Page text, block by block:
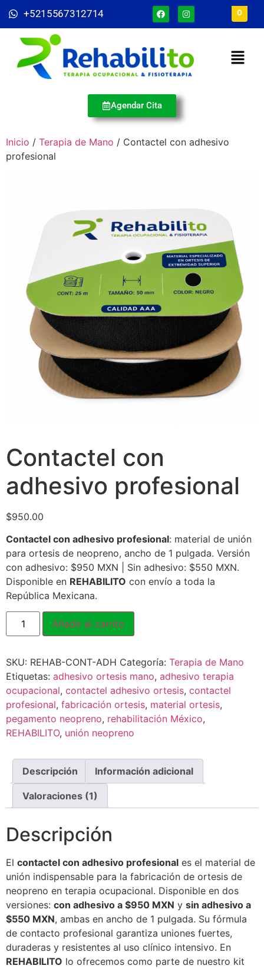
+5215567312714 0
Agendar Cita
Inicio / Terapia de Mano / Contactel con adhesivo
profesional
Contactel con
adhesivo profesional
$950.00
Contactel con adhesivo profesional: material de unión
para ortesis de neopreno, ancho de 1 pulgada. Versión
con adhesivo: $950 MXN | Sin adhesivo: $550 MXN.
Disponible en REHABILITO con envío a toda la
República Mexicana.
Añadir al carrito
SKU: REHAB-CONT-ADH Categoría: Terapia de Mano
Etiquetas: adhesivo ortesis mano, adhesivo terapia
ocupacional, contactel adhesivo ortesis, contactel
profesional, fabricación ortesis, material ortesis,
pegamento neopreno, rehabilitación México,
REHABILITO, unión neopreno
Descripción Información adicional
Valoraciones (1)
Descripción
El contactel con adhesivo profesional es el material de
unión indispensable para la fabricación de ortesis de
neopreno en terapia ocupacional. Disponible en dos
versiones: con adhesivo a $950 MXN y sin adhesivo a
$550 MXN, ambas en ancho de 1 pulgada. Su fórmula
de contacto profesional garantiza uniones fuertes,
duraderas y resistentes al uso clínico intensivo. En
REHABILITO lo ofrecemos como parte de nuestro kit